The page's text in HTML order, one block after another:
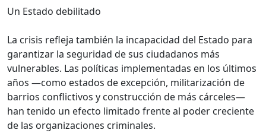
Un Estado debilitado
La crisis refleja también la incapacidad del Estado para
garantizar la seguridad de sus ciudadanos más
vulnerables. Las políticas implementadas en los últimos
años —como estados de excepción, militarización de
barrios conflictivos y construcción de más cárceles—
han tenido un efecto limitado frente al poder creciente
de las organizaciones criminales.